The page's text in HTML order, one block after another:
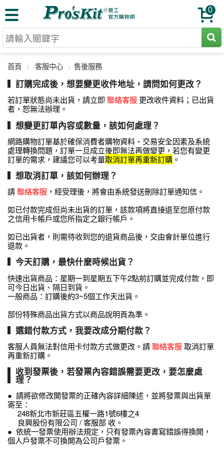
0
網路壓著鉗
起子工具
手鉗工具
放大工具
精密鑷子
綜合工具
電磨/電鑽組
電焊烙鐵
三用電錶
通訊儀器
各式鉤錶
驗電筆
A+B 組合
初階款8+
高階挑戰款
課程教材
編程系列
小賽車系列
報價諮詢
科玩補件
新品上市
家用網路
首頁 客服中心 售後服務
訂購完成後，想要變更收件地址，請問如何更改？
若訂單狀態尚未出貨，請立即 聯絡客服 更改收件資料；已出貨
者，恕無法辦理。
想變更訂單內容或數量，該如何處理？
網路購物訂單基於確保消費者購物資料、交易安全因素及系統
處理轉換問題，訂單一旦成立後即無法再做變更，若您有變更
訂單的需求，建議您可以考量取消訂單再重新訂購 。
想取消訂單，該如何辦理？
請聯絡客服 ，經受理後，將會由系統發送刪除訂單通知信。
如已付款完成但尚未出貨的訂單，該款項將直接退至您原付款
之信用卡帳戶或您所指定之銀行帳戶。
如已出貨者，則需待收到您的退貨商品後，交由會計單位進行
退款。
今天訂購，最快什麼時候出貨？
快速出貨商品：星期一到星期五下午2點前訂購並完成付款，即
可今日出貨、隔日到貨。
一般商品：訂購後約3~5個工作天出貨。
部份特殊商品出貨方式以商品說明頁為準。
選錯付款方式，我要改成分期付款？
客服人員無法對信用卡付款方式做更改。請聯絡客服取消訂單
再重新訂購。
收到發票後，若發票內容錯誤需要更改，要怎麼處
理？
● 請將欲修改開發票的正確內容詳細陳述，並將發票與出貨單
寄至：
248新北市新莊區五權一路1號6樓之4
良興股份有限公司 / 客服部 收。
● 依統一發票使用辦法規定，只有發票內容書寫錯誤得換開，
個人戶發票不可換開為公司戶發票。